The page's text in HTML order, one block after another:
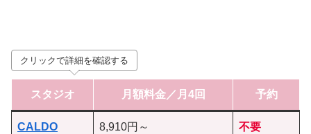
クリックで詳細を確認する
スタジオ 月額料金／月4回 予約
CALDO 8,910円～ 不要